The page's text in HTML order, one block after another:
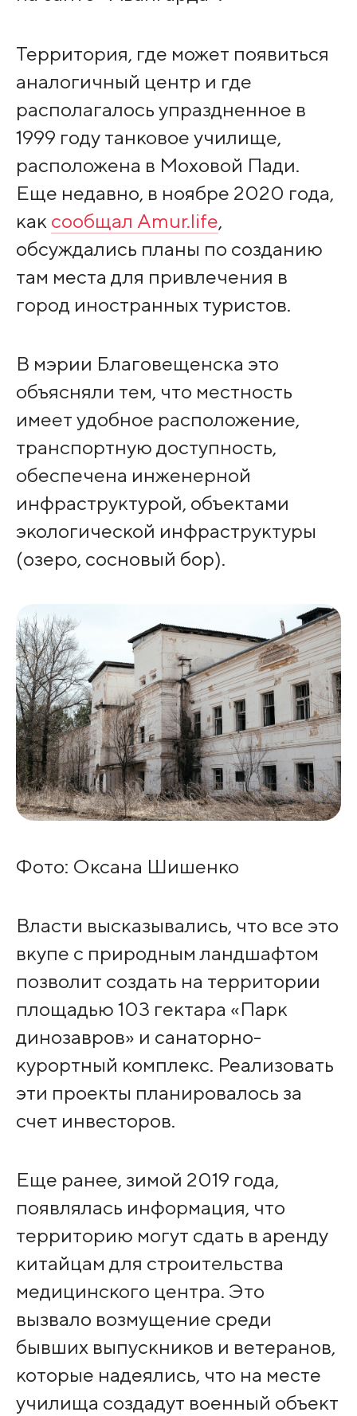
Территория, где может появиться
аналогичный центр и где
располагалось упраздненное в
1999 году танковое училище,
расположена в Моховой Пади.
Еще недавно, в ноябре 2020 года,
как сообщал Amur.life,
обсуждались планы по созданию
там места для привлечения в
город иностранных туристов.
В мэрии Благовещенска это
объясняли тем, что местность
имеет удобное расположение,
транспортную доступность,
обеспечена инженерной
инфраструктурой, объектами
экологической инфраструктуры
(озеро, сосновый бор).
Фото: Оксана Шишенко
Власти высказывались, что все это
вкупе с природным ландшафтом
позволит создать на территории
площадью 103 гектара «Парк
динозавров» и санаторно-
курортный комплекс. Реализовать
эти проекты планировалось за
счет инвесторов.
Еще ранее, зимой 2019 года,
появлялась информация, что
территорию могут сдать в аренду
китайцам для строительства
медицинского центра. Это
вызвало возмущение среди
бывших выпускников и ветеранов,
которые надеялись, что на месте
училища создадут военный объект